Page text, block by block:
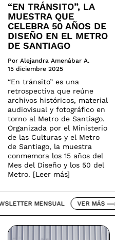
“EN TRÁNSITO”, LA
MUESTRA QUE
CELEBRA 50 AÑOS DE
DISEÑO EN EL METRO
DE SANTIAGO
Por Alejandra Amenábar A.
15 diciembre 2025
“En tránsito” es una
retrospectiva que reúne
archivos históricos, material
audiovisual y fotográfico en
torno al Metro de Santiago.
Organizada por el Ministerio
de las Culturas y el Metro
de Santiago, la muestra
conmemora los 15 años del
Mes del Diseño y los 50 del
Metro. [Leer más]
MENSUAL VER MÁS